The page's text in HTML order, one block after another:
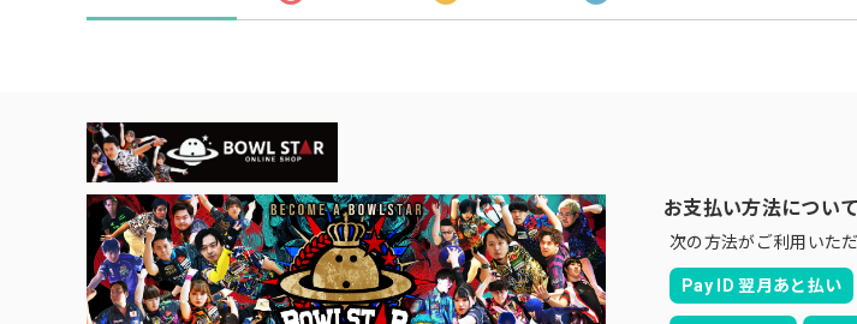
お支払い方法について
次の方法がご利用いただ
Pay ID 翌月あと払い